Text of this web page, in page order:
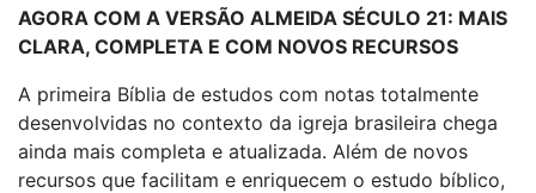
AGORA COM A VERSÃO ALMEIDA SÉCULO 21: MAIS
CLARA, COMPLETA E COM NOVOS RECURSOS
A primeira Bíblia de estudos com notas totalmente
desenvolvidas no contexto da igreja brasileira chega
ainda mais completa e atualizada. Além de novos
recursos que facilitam e enriquecem o estudo bíblico,